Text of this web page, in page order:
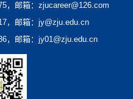
，邮箱：zjucareer@126.com
，邮箱：jy@zju.edu.cn
，邮箱：jy01@zju.edu.cn